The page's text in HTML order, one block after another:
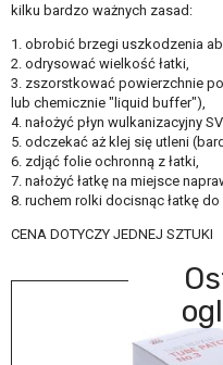
kilku bardzo ważnych zasad:
1. obrobić brzegi uszkodzenia
2. odrysować wielkość łatki,
3. zszorstkować powierzchnie
lub chemicznie "liquid buffer"),
4. nałożyć płyn wulkanizacyjny
5. odczekać aż klej się utleni
6. zdjąć folie ochronną z łatki,
7. nałożyć łatkę na miejsce
8. ruchem rolki docisnąc łatkę
CENA DOTYCZY JEDNEJ SZTUKI